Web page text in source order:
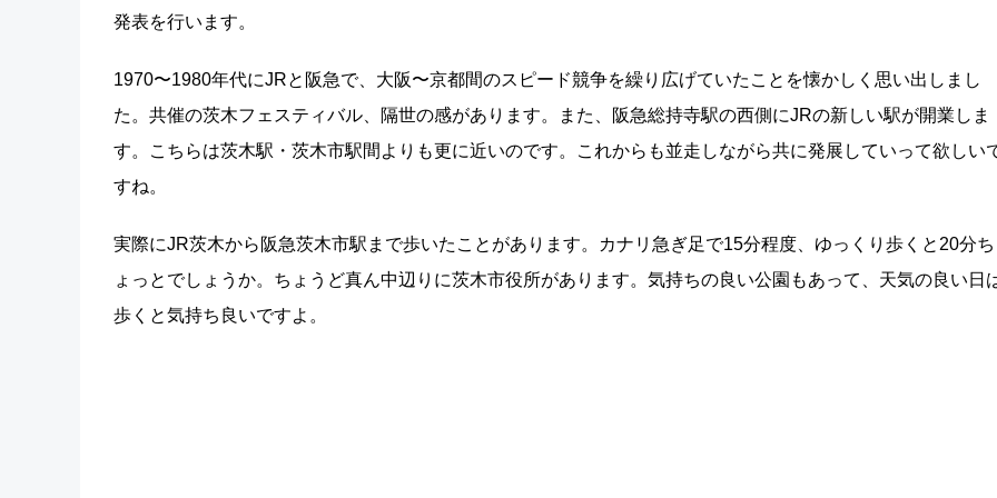
発表を行います。
1970〜1980年代にJRと阪急で、大阪〜京都間のスピード競争を繰り広げていたことを懐かしく思い出しまし
た。共催の茨木フェスティバル、隔世の感があります。また、阪急総持寺駅の西側にJRの新しい駅が開業しま
す。こちらは茨木駅・茨木市駅間よりも更に近いのです。これからも並走しながら共に発展していって欲しい
すね。
実際にJR茨木から阪急茨木市駅まで歩いたことがあります。カナリ急ぎ足で15分程度、ゆっくり歩くと20分ち
ょっとでしょうか。ちょうど真ん中辺りに茨木市役所があります。気持ちの良い公園もあって、天気の良い日
歩くと気持ち良いですよ。